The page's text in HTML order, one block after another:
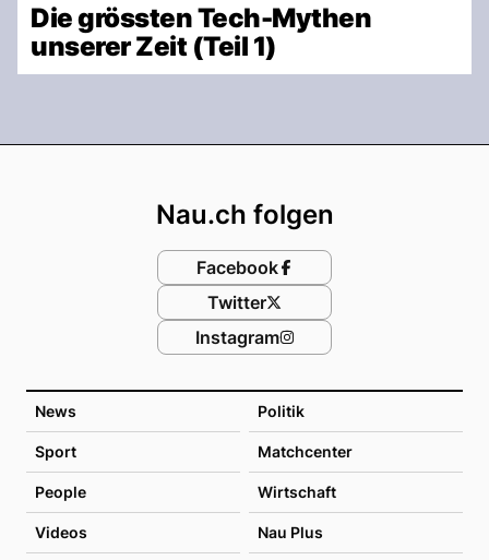
Die grössten Tech-Mythen
unserer Zeit (Teil 1)
News Politik
Sport Matchcenter
People Wirtschaft
Videos Nau Plus
Nau.ch folgen
Facebook
Twitter
Instagram